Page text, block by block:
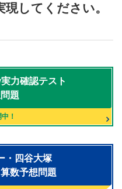
してください。
力確認テスト
題
！
・四谷大塚
数予想問題